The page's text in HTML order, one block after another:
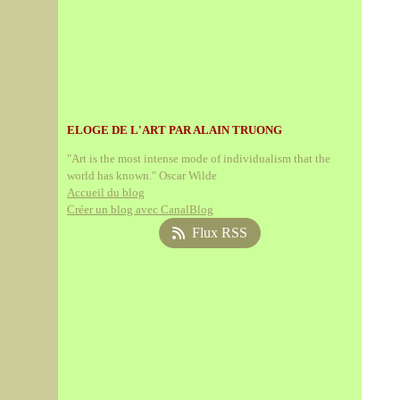
ELOGE DE L'ART PAR ALAIN TRUONG
"Art is the most intense mode of individualism that the
world has known." Oscar Wilde
Accueil du blog
Créer un blog avec CanalBlog
Flux RSS